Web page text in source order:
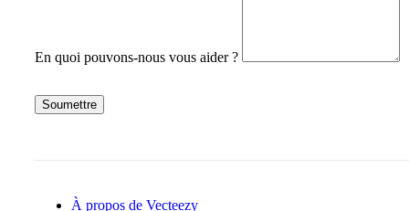
En quoi pouvons-nous vous aider ?
Soumettre
À propos de Vecteezy